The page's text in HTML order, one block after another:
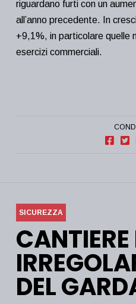
riguardano furti con un
all’anno precedente. In
+9,1%, in particolare quelle
esercizi commerciali.
SICUREZZA
CANTIERE
DEL